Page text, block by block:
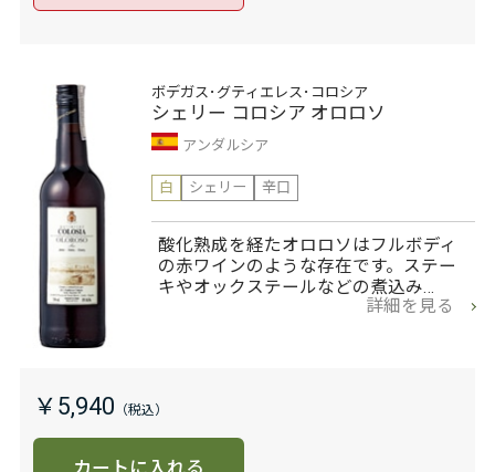
ボデガス･グティエレス･コロシア
シェリー コロシア オロロソ
アンダルシア
白
シェリー 辛口
酸化熟成を経たオロロソはフルボディ
の赤ワインのような存在です。ステー
キやオックステールなどの煮込み…
詳細を見る
￥5,940